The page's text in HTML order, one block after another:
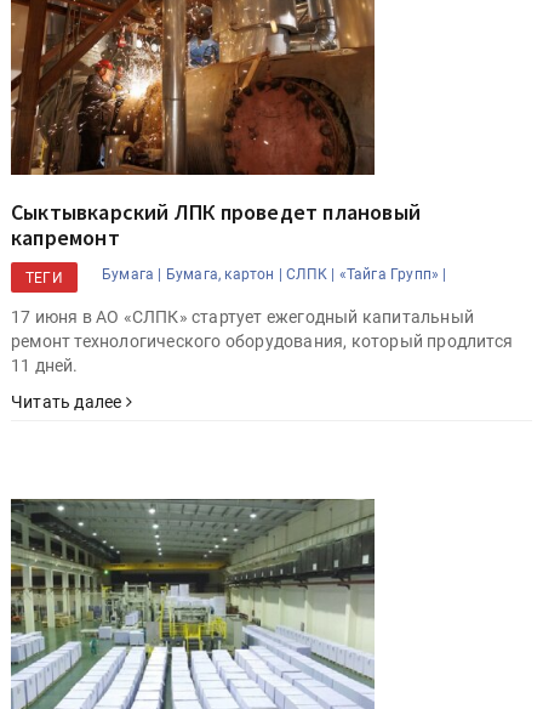
Сыктывкарский ЛПК проведет плановый
капремонт
ТЕГИ Бумага | Бумага, картон | СЛПК | «Тайга Групп» |
17 июня в АО «СЛПК» стартует ежегодный капитальный
ремонт технологического оборудования, который продлится
11 дней.
Читать далее